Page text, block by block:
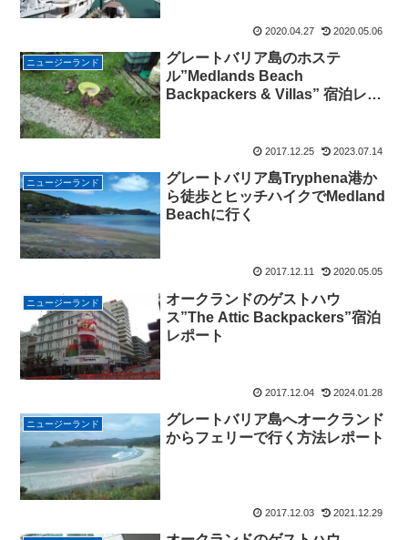
2020.04.27 2020.05.06
ニュージーランド
グレートバリア島のホステ
ル”Medlands Beach
Backpackers & Villas” 宿泊レポ
2017.12.25 2023.07.14
ニュージーランド
グレートバリア島Tryphena港か
ら徒歩とヒッチハイクでMedland
Beachに行く
2017.12.11 2020.05.05
ニュージーランド
オークランドのゲストハウ
ス”The Attic Backpackers”宿泊
レポート
2017.12.04 2024.01.28
ニュージーランド
グレートバリア島へオークランド
からフェリーで行く方法レポート
2017.12.03 2021.12.29